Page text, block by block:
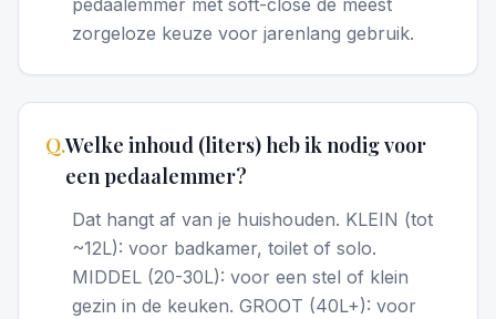
pedaalemmer met soft-close de meest
zorgeloze keuze voor jarenlang gebruik.
Q.Welke inhoud (liters) heb ik nodig voor
een pedaalemmer?
Dat hangt af van je huishouden. KLEIN (tot
~12L): voor badkamer, toilet of solo.
MIDDEL (20-30L): voor een stel of klein
gezin in de keuken. GROOT (40L+): voor